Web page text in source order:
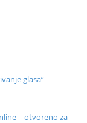
glasa“
– otvoreno za